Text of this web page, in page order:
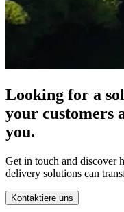
Looking for a
your customers
you.
Get in touch and discover
delivery solutions can
Kontaktiere uns